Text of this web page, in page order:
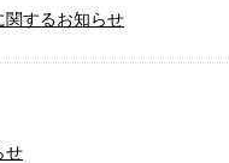
関するお知らせ
せ